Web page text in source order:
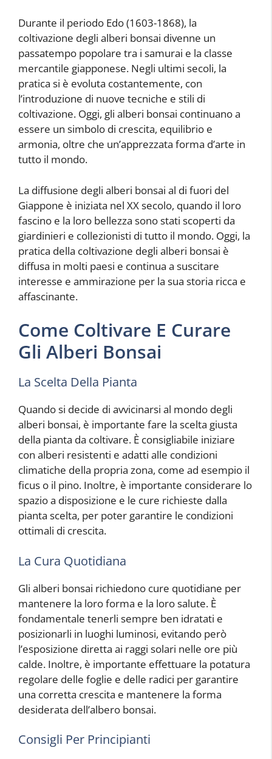
Durante il periodo Edo (1603-1868), la
coltivazione degli alberi bonsai divenne un
passatempo popolare tra i samurai e la classe
mercantile giapponese. Negli ultimi secoli, la
pratica si è evoluta costantemente, con
l’introduzione di nuove tecniche e stili di
coltivazione. Oggi, gli alberi bonsai continuano a
essere un simbolo di crescita, equilibrio e
armonia, oltre che un’apprezzata forma d’arte in
tutto il mondo.
La diffusione degli alberi bonsai al di fuori del
Giappone è iniziata nel XX secolo, quando il loro
fascino e la loro bellezza sono stati scoperti da
giardinieri e collezionisti di tutto il mondo. Oggi, la
pratica della coltivazione degli alberi bonsai è
diffusa in molti paesi e continua a suscitare
interesse e ammirazione per la sua storia ricca e
affascinante.
Come Coltivare E Curare
Gli Alberi Bonsai
La Scelta Della Pianta
Quando si decide di avvicinarsi al mondo degli
alberi bonsai, è importante fare la scelta giusta
della pianta da coltivare. È consigliabile iniziare
con alberi resistenti e adatti alle condizioni
climatiche della propria zona, come ad esempio il
ficus o il pino. Inoltre, è importante considerare lo
spazio a disposizione e le cure richieste dalla
pianta scelta, per poter garantire le condizioni
ottimali di crescita.
La Cura Quotidiana
Gli alberi bonsai richiedono cure quotidiane per
mantenere la loro forma e la loro salute. È
fondamentale tenerli sempre ben idratati e
posizionarli in luoghi luminosi, evitando però
l’esposizione diretta ai raggi solari nelle ore più
calde. Inoltre, è importante effettuare la potatura
regolare delle foglie e delle radici per garantire
una corretta crescita e mantenere la forma
desiderata dell’albero bonsai.
Consigli Per Principianti